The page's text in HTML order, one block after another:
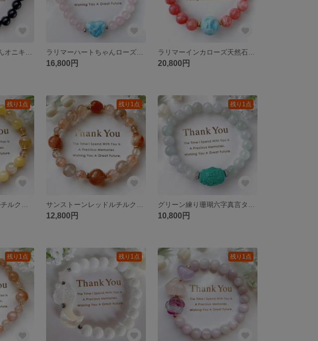
16,800円 20,800円
残り1点 残り1点
12,800円
残り1点
10,800円
残り1点 残り1点 残り1点